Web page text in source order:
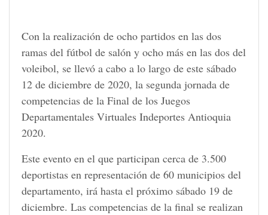
Con la realización de ocho partidos en las dos
ramas del fútbol de salón y ocho más en las dos del
voleibol, se llevó a cabo a lo largo de este sábado
12 de diciembre de 2020, la segunda jornada de
competencias de la Final de los Juegos
Departamentales Virtuales Indeportes Antioquia
2020.
Este evento en el que participan cerca de 3.500
deportistas en representación de 60 municipios del
departamento, irá hasta el próximo sábado 19 de
diciembre. Las competencias de la final se realizan